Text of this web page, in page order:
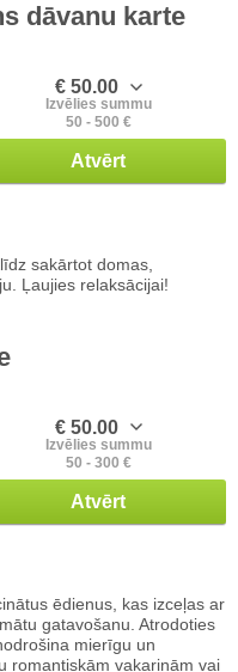
dāvanu karte
€ 50.00
Izvēlies summu
50 - 500 €
Atvērt
sakārtot domas,
Ļaujies relaksācijai!
€ 50.00
Izvēlies summu
50 - 300 €
Atvērt
ēdienus, kas izceļas ar
gatavošanu. Atrodoties
mierīgu un
romantiskām vakariņām vai